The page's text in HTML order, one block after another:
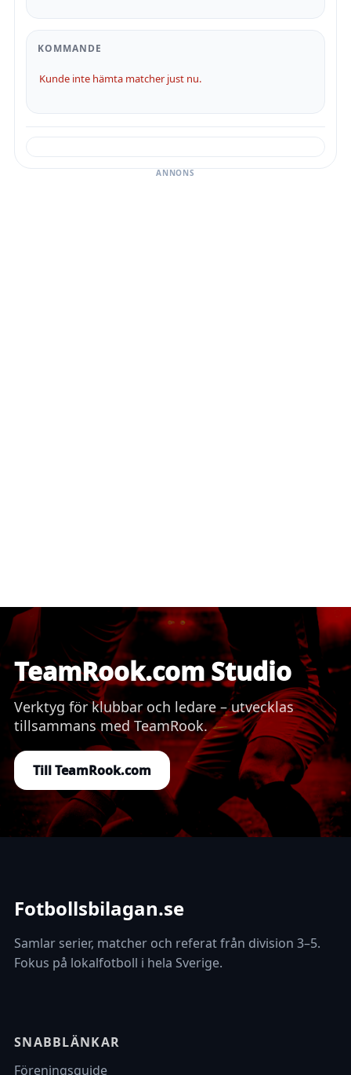
KOMMANDE
Kunde inte hämta matcher just nu.
ANNONS
TeamRook.com Studio
Verktyg för klubbar och ledare – utvecklas
tillsammans med TeamRook.
Till TeamRook.com
Fotbollsbilagan.se
Samlar serier, matcher och referat från division 3–5.
Fokus på lokalfotboll i hela Sverige.
SNABBLÄNKAR
Föreningsguide